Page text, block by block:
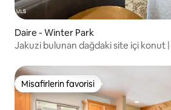
Daire - Winter Park
Jakuzi bulunan dağdaki site içi konut
Misafirlerin favorisi
Misafirlerin favorisi